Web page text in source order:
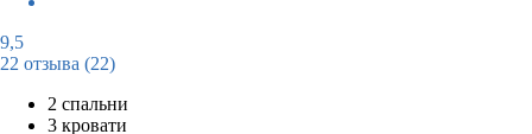
9,5
22 отзыва (22)
2 спальни
3 кровати